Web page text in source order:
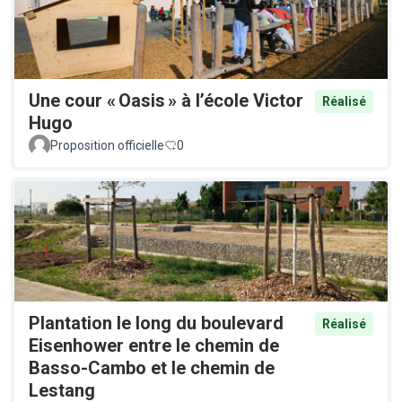
Une cour « Oasis » à l’école Victor
Hugo
Réalisé
Proposition officielle 0
Plantation le long du boulevard
Eisenhower entre le chemin de
Basso-Cambo et le chemin de
Lestang
Réalisé